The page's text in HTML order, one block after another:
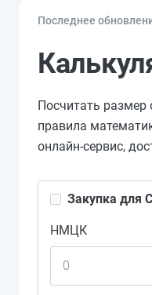
05.08
Важно
Последнее
Посчитать размер
правила
онлайн-сервис,
Закупка для
НМЦК